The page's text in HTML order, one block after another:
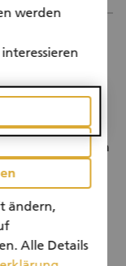
Rotkreuz-
angefragt.
an
gewünscht.
werden
ändern,
Alle Details